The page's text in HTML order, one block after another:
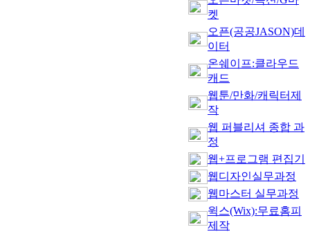
켓
오픈(공공JASON)데
이터
온쉐이프:클라우드
캐드
웹툰/만화/캐릭터제
작
웹 퍼블리셔 종합 과
정
웹+프로그램 편집기
웹디자인실무과정
웹마스터 실무과정
윅스(Wix):무료홈피
제작